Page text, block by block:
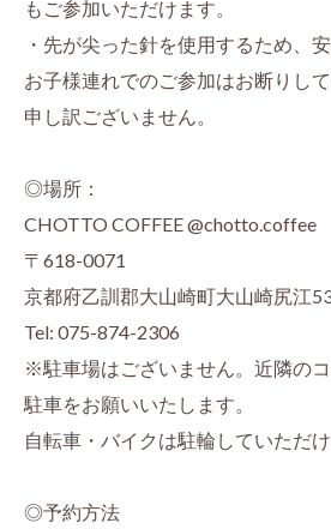
もご参加いただけます。
・先が尖った針を使用するため、
お子様連れでのご参加はお断りして
申し訳ございません。
◎場所：
CHOTTO COFFEE @chotto.coffee
〒618-0071
京都府乙訓郡大山崎町大山崎尻江
Tel: 075-874-2306
※駐車場はございません。近隣の
駐車をお願いいたします。
自転車・バイクは駐輪していただけ
◎予約方法